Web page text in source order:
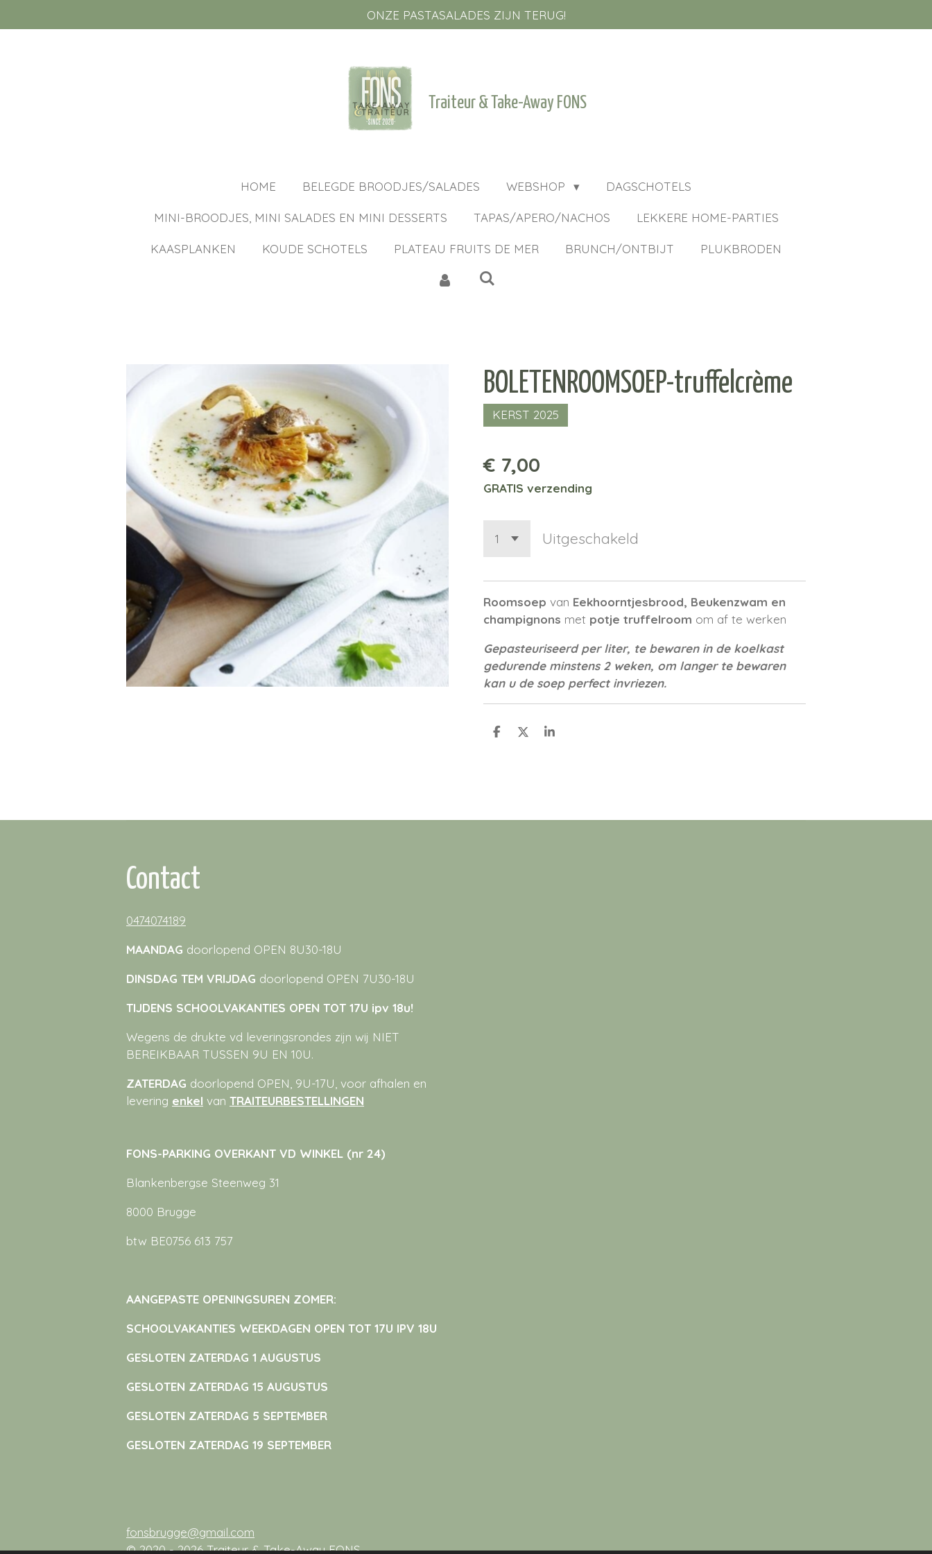
direct
ONZE PASTASALADES ZIJN TERUG!
Traiteur & Take-Away FONS
HOME BELEGDE BROODJES/SALADES WEBSHOP DAGSCHOTELS
MINI-BROODJES, MINI SALADES EN MINI DESSERTS TAPAS/APERO/NACHOS LEKKERE HOME-PARTIES
KAASPLANKEN KOUDE SCHOTELS PLATEAU FRUITS DE MER BRUNCH/ONTBIJT PLUKBRODEN
BOLETENROOMSOEP-truffelcrème
KERST 2025
€ 7,00
GRATIS verzending
Uitgeschakeld
Roomsoep van Eekhoorntjesbrood, Beukenzwam en
champignons met potje truffelroom om af te werken
Gepasteuriseerd per liter, te bewaren in de koelkast
gedurende minstens 2 weken, om langer te bewaren
kan u de soep perfect invriezen.
D
D
S
Contact
0474074189
MAANDAG doorlopend OPEN 8U30-18U
DINSDAG TEM VRIJDAG doorlopend OPEN 7U30-18U
TIJDENS SCHOOLVAKANTIES OPEN TOT 17U ipv 18u!
Wegens de drukte vd leveringsrondes zijn wij NIET
BEREIKBAAR TUSSEN 9U EN 10U.
ZATERDAG doorlopend OPEN, 9U-17U, voor afhalen en
levering enkel van TRAITEURBESTELLINGEN
FONS-PARKING OVERKANT VD WINKEL (nr 24)
Blankenbergse Steenweg 31
8000 Brugge
btw BE0756 613 757
AANGEPASTE OPENINGSUREN ZOMER:
SCHOOLVAKANTIES WEEKDAGEN OPEN TOT 17U IPV 18U
GESLOTEN ZATERDAG 1 AUGUSTUS
GESLOTEN ZATERDAG 15 AUGUSTUS
GESLOTEN ZATERDAG 5 SEPTEMBER
GESLOTEN ZATERDAG 19 SEPTEMBER
fonsbrugge@gmail.com
© 2020 - 2026 Traiteur & Take-Away FONS